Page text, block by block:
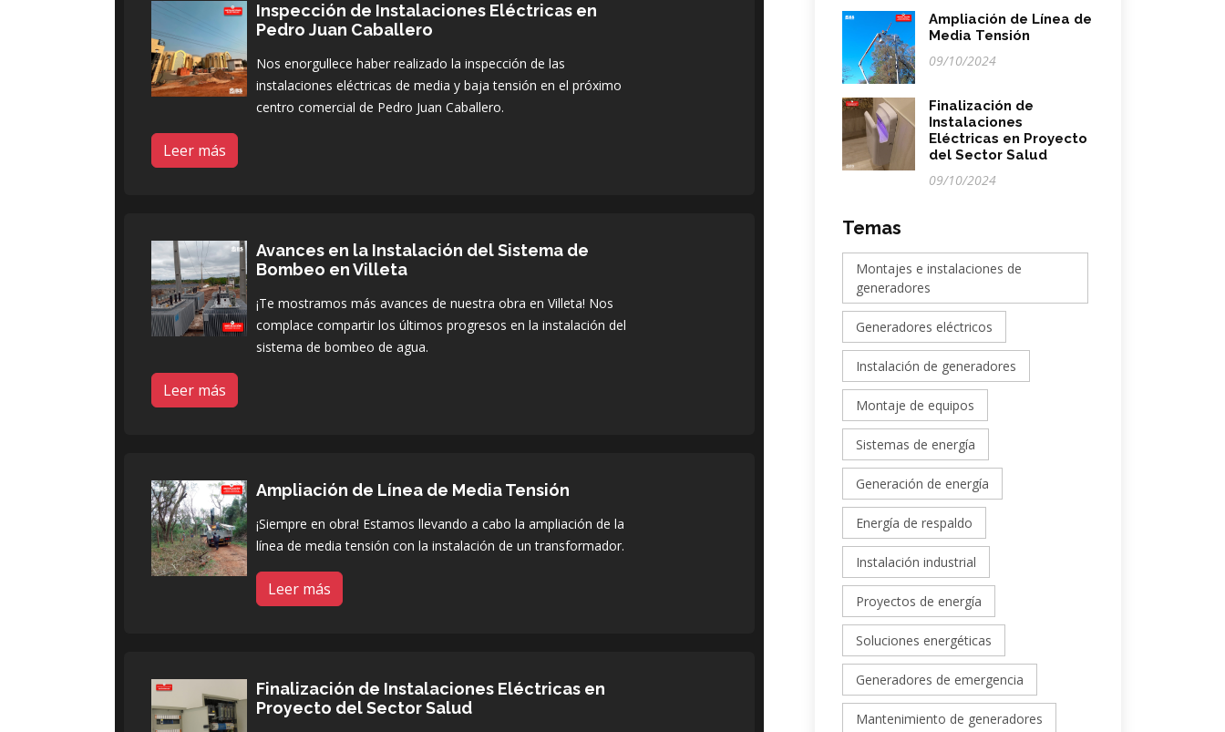
Inspección de Instalaciones Eléctricas en
Pedro Juan Caballero
Nos enorgullece haber realizado la inspección de las
instalaciones eléctricas de media y baja tensión en el próximo
centro comercial de Pedro Juan Caballero.
Leer más
Avances en la Instalación del Sistema de
Bombeo en Villeta
¡Te mostramos más avances de nuestra obra en Villeta! Nos
complace compartir los últimos progresos en la instalación del
sistema de bombeo de agua.
Leer más
Ampliación de Línea de Media Tensión
¡Siempre en obra! Estamos llevando a cabo la ampliación de la
línea de media tensión con la instalación de un transformador.
Leer más
Finalización de Instalaciones Eléctricas en
Proyecto del Sector Salud
Ampliación de Línea de
Media Tensión
09/10/2024
Finalización de
Instalaciones
Eléctricas en Proyecto
del Sector Salud
09/10/2024
Temas
Montajes e instalaciones de
generadores
Generadores eléctricos
Instalación de generadores
Montaje de equipos
Sistemas de energía
Generación de energía
Energía de respaldo
Instalación industrial
Proyectos de energía
Soluciones energéticas
Generadores de emergencia
Mantenimiento de generadores